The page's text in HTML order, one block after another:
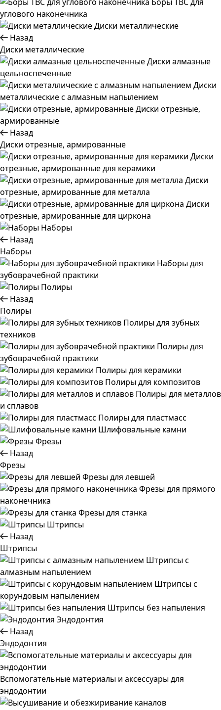
углового наконечника
Диски металлические
Назад
Диски металлические
Диски алмазные
цельноспеченные
Диски
металлические с алмазным напылением
Диски отрезные,
армированные
Назад
Диски отрезные, армированные
Диски
отрезные, армированные для керамики
Диски
отрезные, армированные для металла
Диски
отрезные, армированные для циркона
Наборы
Назад
Наборы
Наборы для
зубоврачебной практики
Полиры
Назад
Полиры
Полиры для зубных
техников
Полиры для
зубоврачебной практики
Полиры для керамики
Полиры для композитов
Полиры для металлов
и сплавов
Полиры для пластмасс
Шлифовальные камни
Фрезы
Назад
Фрезы
Фрезы для левшей
Фрезы для прямого
наконечника
Фрезы для станка
Штрипсы
Назад
Штрипсы
Штрипсы c
алмазным напылением
Штрипсы c
корундовым напылением
Штрипсы без напыления
Эндодонтия
Назад
Эндодонтия
Вспомогательные материалы и аксессуары для
эндодонтии